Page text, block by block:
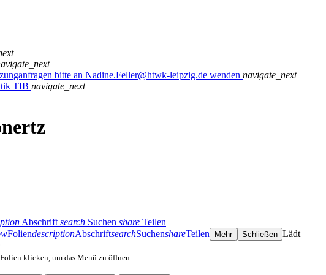
bitte an Nadine.Feller@htwk-leipzig.de wenden navigate_next
TIB navigate_next
Abschrift search Suchen share Teilen
FoliendescriptionAbschriftsearchSuchenshareTeilen Mehr Schließen Lädt
klicken, um das Menü zu öffnen